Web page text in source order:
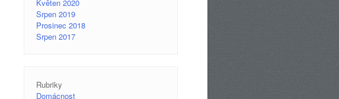
Květen 2020
Srpen 2019
Prosinec 2018
Srpen 2017
Rubriky
Domácnost